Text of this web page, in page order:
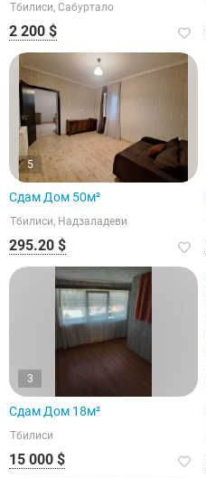
Тбилиси, Сабуртало
2 200 $
5
Сдам Дом 50м²
Тбилиси, Надзаладеви
295.20 $
3
Сдам Дом 18м²
Тбилиси
15 000 $